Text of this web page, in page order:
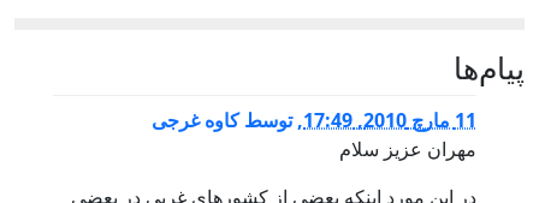
پيام‌ها
11 مارچ 2010, 17:49 ,توسطکاوه غرجی
مهران عزیز سلام
در این مورد اینکه بعضی از کشورهای غربی در بعضی